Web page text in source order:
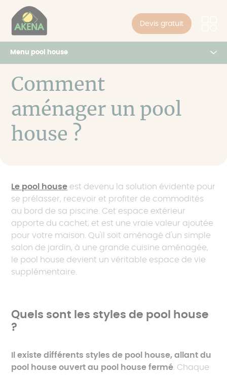
contenu
principal
Devis gratuit
Menu pool house
Nos pool house & garden room
Par type
Tout consulter
Pool house barbecue
Pool house cuisine d'été
Tout consulter
Par style
Pool house design
Tout consulter
Prix & réalisations Akena
Inspirations
Equipements
Magazine
Nos dossiers
A-t-on besoin d'un permis de construire pour
un pool house ?
Catalogues
Comment
aménager un pool
house ?
Le pool house est devenu la solution évidente pour
se prélasser, recevoir et profiter de commodités
au bord de sa piscine. Cet espace extérieur
apporte du cachet, et est une vraie valeur ajoutée
pour votre maison. Qu'il soit aménagé d'un simple
salon de jardin, à une grande cuisine aménagée,
le pool house devient un véritable espace de vie
supplémentaire.
Quels sont les styles de pool house
?
Il existe différents styles de pool house, allant du
pool house ouvert au pool house fermé. Chaque